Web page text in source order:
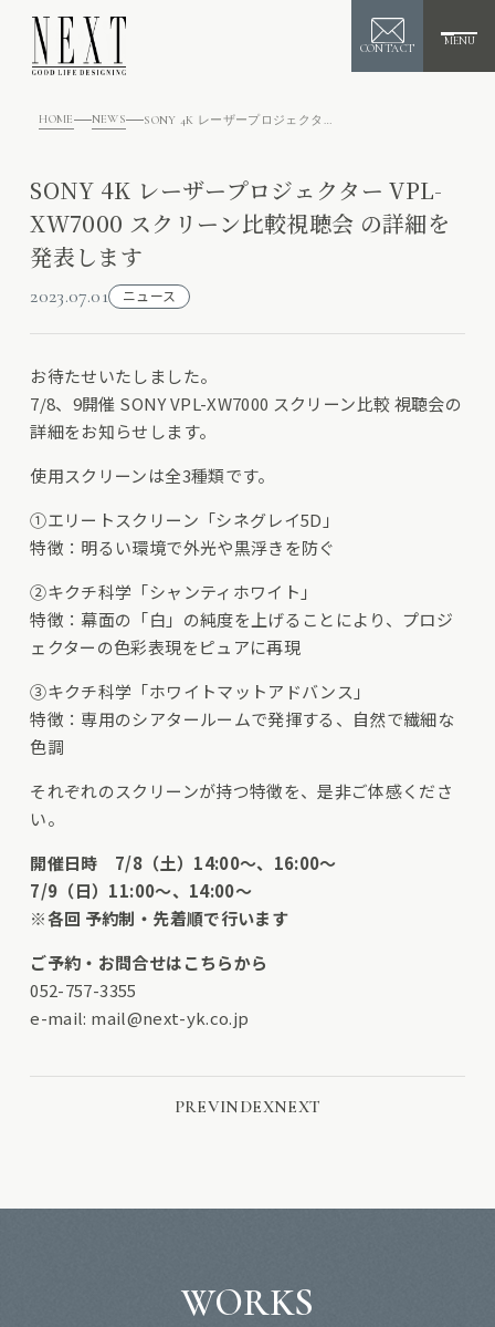
CONTACT
MENU
HOME NEWS
SONY 4K レーザープロジェクター VPL-
XW7000 スクリーン比較視聴会 の詳細を
発表します
2023.07.01 ニュース
お待たせいたしました。
7/8、9開催 SONY VPL-XW7000 スクリーン比較 視聴会の
詳細をお知らせします。
使用スクリーンは全3種類です。
①エリートスクリーン「シネグレイ5D」
特徴：明るい環境で外光や黒浮きを防ぐ
②キクチ科学「シャンティホワイト」
特徴：幕面の「白」の純度を上げることにより、プロジ
ェクターの色彩表現をピュアに再現
③キクチ科学「ホワイトマットアドバンス」
特徴：専用のシアタールームで発揮する、自然で繊細な
色調
それぞれのスクリーンが持つ特徴を、是非ご体感くださ
い。
開催日時 7/8（土）14:00～、16:00～
7/9（日）11:00～、14:00～
※各回 予約制・先着順で行います
ご予約・お問合せはこちらから
052-757-3355
e-mail: mail@next-yk.co.jp
PREVINDEXNEXT
WORKS